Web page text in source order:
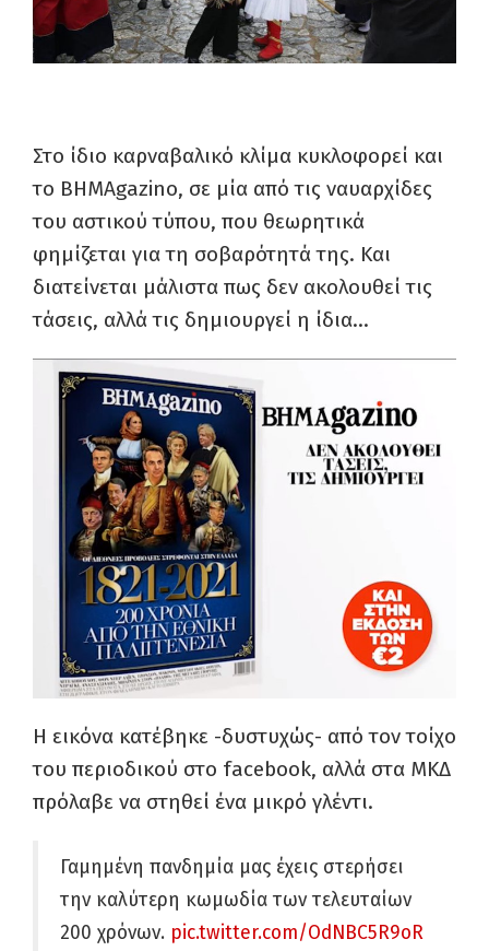
Στο ίδιο καρναβαλικό κλίμα κυκλοφορεί και
το ΒΗΜΑgazino, σε μία από τις ναυαρχίδες
του αστικού τύπου, που θεωρητικά
φημίζεται για τη σοβαρότητά της. Και
διατείνεται μάλιστα πως δεν ακολουθεί τις
τάσεις, αλλά τις δημιουργεί η ίδια…
Η εικόνα κατέβηκε -δυστυχώς- από τον τοίχο
του περιοδικού στο facebook, αλλά στα ΜΚΔ
πρόλαβε να στηθεί ένα μικρό γλέντι.
Γαμημένη πανδημία μας έχεις στερήσει
την καλύτερη κωμωδία των τελευταίων
200 χρόνων. pic.twitter.com/OdNBC5R9oR